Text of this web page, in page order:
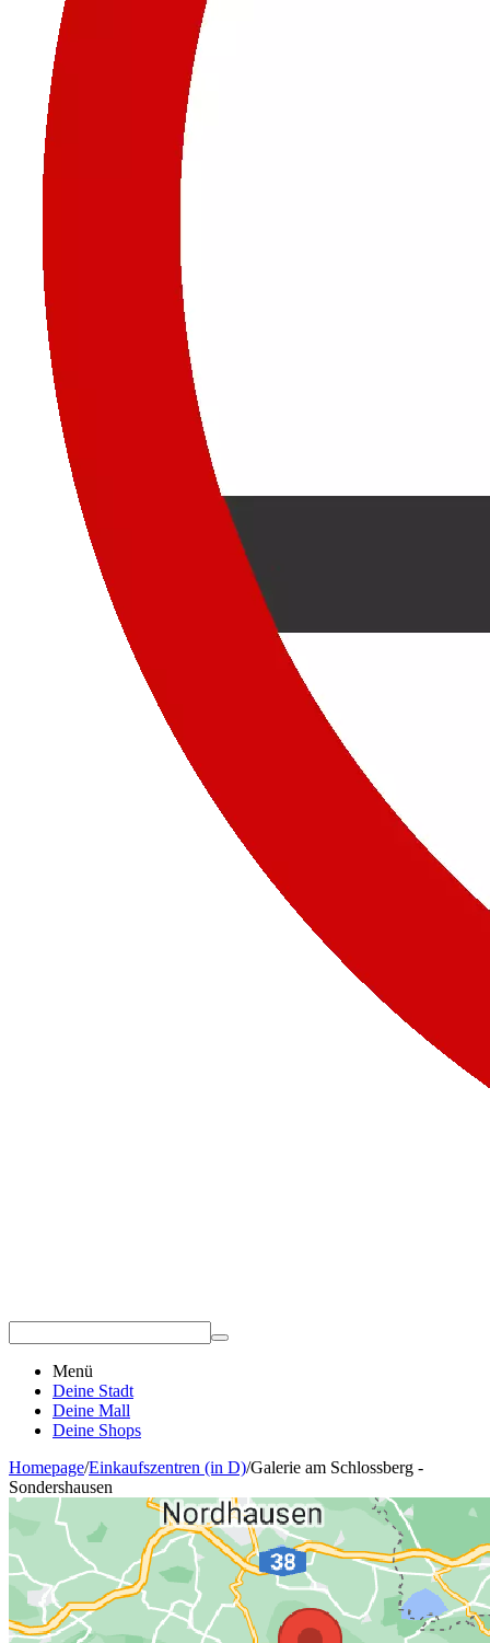
Menü
Deine Stadt
Deine Mall
Deine Shops
Homepage/Einkaufszentren (in D)/Galerie am Schlossberg -
Sondershausen